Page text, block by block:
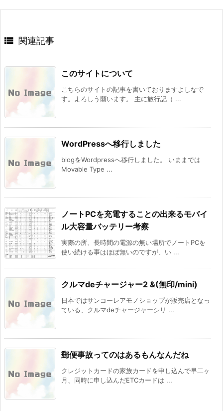
 関連記事
このサイトについて
こちらのサイトの記事を書いておりますよしなで
す。よろしう願います。 主に旅行記（ ...
WordPressへ移行しました
blogをWordpressへ移行しました。 いままでは
Movable Type ...
ノートPCを充電することの出来るモバイ
ル大容量バッテリー考察
実際の所、長時間の電源の無い場所でノートPCを
使い続ける事はほぼ無いのですが、い ...
クルマdeチャージャー2 &(無印/mini)
日本ではサンコーレアモノショップが販売店となっ
ている、クルマdeチャージャーシリ ...
郵便事故ってのはあるもんなんだね
クレジットカードの家族カードを申し込んで早二ヶ
月、同時に申し込んだETCカードは ...